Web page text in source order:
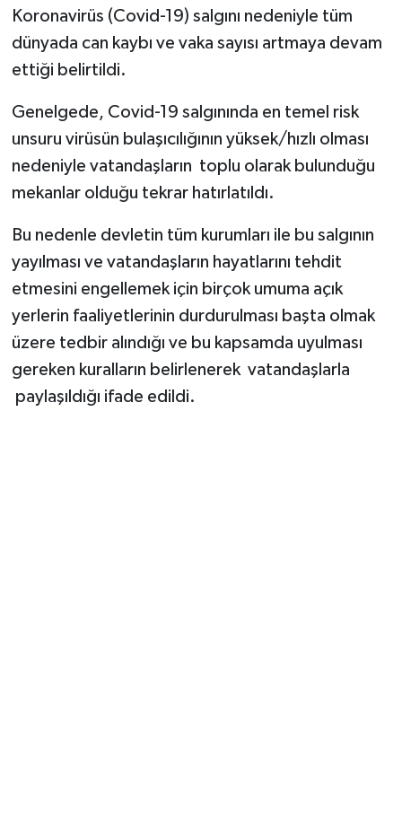
Koronavirüs (Covid-19) salgını nedeniyle tüm
dünyada can kaybı ve vaka sayısı artmaya devam
ettiği belirtildi.
Genelgede, Covid-19 salgınında en temel risk
unsuru virüsün bulaşıcılığının yüksek/hızlı olması
nedeniyle vatandaşların toplu olarak bulunduğu
mekanlar olduğu tekrar hatırlatıldı.
Bu nedenle devletin tüm kurumları ile bu salgının
yayılması ve vatandaşların hayatlarını tehdit
etmesini engellemek için birçok umuma açık
yerlerin faaliyetlerinin durdurulması başta olmak
üzere tedbir alındığı ve bu kapsamda uyulması
gereken kuralların belirlenerek vatandaşlarla
paylaşıldığı ifade edildi.